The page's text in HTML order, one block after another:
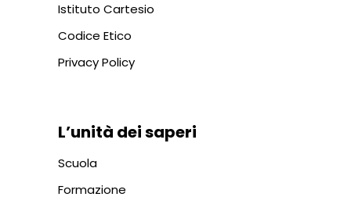
Istituto Cartesio
Codice Etico
Privacy Policy
L’unità dei saperi
Scuola
Formazione